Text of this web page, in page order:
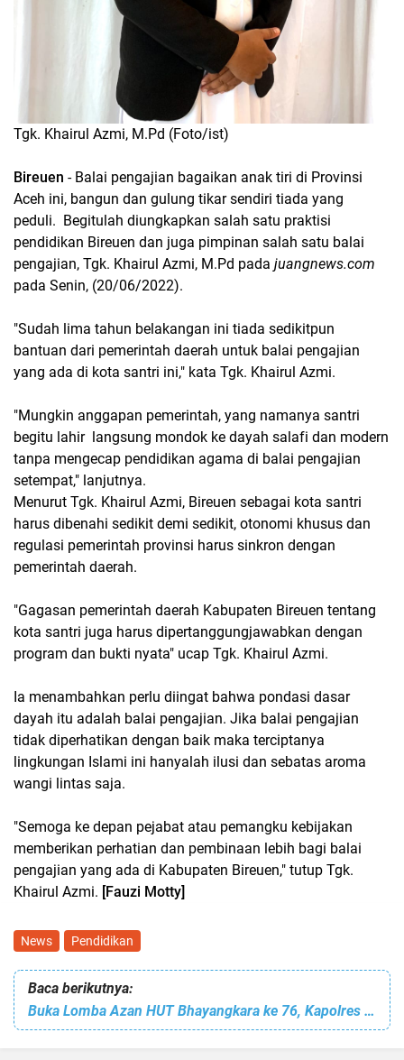
Tgk. Khairul Azmi, M.Pd (Foto/ist)
Bireuen - Balai pengajian bagaikan anak tiri di Provinsi
Aceh ini, bangun dan gulung tikar sendiri tiada yang
peduli. Begitulah diungkapkan salah satu praktisi
pendidikan Bireuen dan juga pimpinan salah satu balai
pengajian, Tgk. Khairul Azmi, M.Pd pada juangnews.com
pada Senin, (20/06/2022).
"Sudah lima tahun belakangan ini tiada sedikitpun
bantuan dari pemerintah daerah untuk balai pengajian
yang ada di kota santri ini," kata Tgk. Khairul Azmi.
"Mungkin anggapan pemerintah, yang namanya santri
begitu lahir langsung mondok ke dayah salafi dan modern
tanpa mengecap pendidikan agama di balai pengajian
setempat," lanjutnya.
Menurut Tgk. Khairul Azmi, Bireuen sebagai kota santri
harus dibenahi sedikit demi sedikit, otonomi khusus dan
regulasi pemerintah provinsi harus sinkron dengan
pemerintah daerah.
"Gagasan pemerintah daerah Kabupaten Bireuen tentang
kota santri juga harus dipertanggungjawabkan dengan
program dan bukti nyata" ucap Tgk. Khairul Azmi.
Ia menambahkan perlu diingat bahwa pondasi dasar
dayah itu adalah balai pengajian. Jika balai pengajian
tidak diperhatikan dengan baik maka terciptanya
lingkungan Islami ini hanyalah ilusi dan sebatas aroma
wangi lintas saja.
"Semoga ke depan pejabat atau pemangku kebijakan
memberikan perhatian dan pembinaan lebih bagi balai
pengajian yang ada di Kabupaten Bireuen," tutup Tgk.
Khairul Azmi. [Fauzi Motty]
News Pendidikan
Baca berikutnya:
Buka Lomba Azan HUT Bhayangkara ke 76, Kapolres Lhokseumawe : Mari Kita Gaungkan Kegiatan Islami